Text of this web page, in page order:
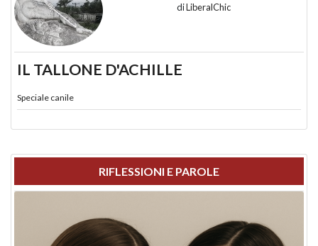
diLiberalChic
IL TALLONE D'ACHILLE
Speciale canile
RIFLESSIONI E PAROLE